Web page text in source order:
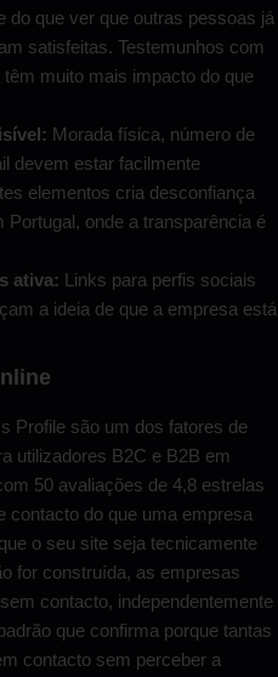
do que ver que outras pessoas já
satisfeitas. Testemunhos com
muito mais impacto do que
Morada física, número de
devem estar facilmente
elementos cria desconfiança
Portugal, onde a transparência é
ativa: Links para perfis sociais
a ideia de que a empresa está
Profile são um dos fatores de
utilizadores B2C e B2B em
50 avaliações de 4,8 estrelas
contacto do que uma empresa
o seu site seja tecnicamente
for construída, as empresas
contacto, independentemente
que confirma porque tantas
contacto sem perceber a